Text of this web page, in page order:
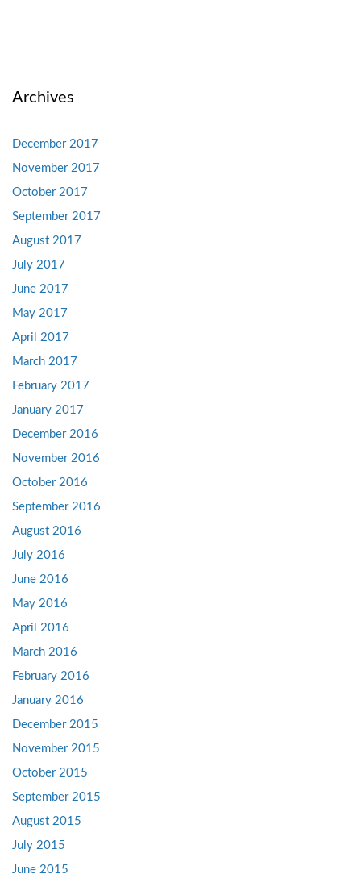
Archives
December 2017
November 2017
October 2017
September 2017
August 2017
July 2017
June 2017
May 2017
April 2017
March 2017
February 2017
January 2017
December 2016
November 2016
October 2016
September 2016
August 2016
July 2016
June 2016
May 2016
April 2016
March 2016
February 2016
January 2016
December 2015
November 2015
October 2015
September 2015
August 2015
July 2015
June 2015